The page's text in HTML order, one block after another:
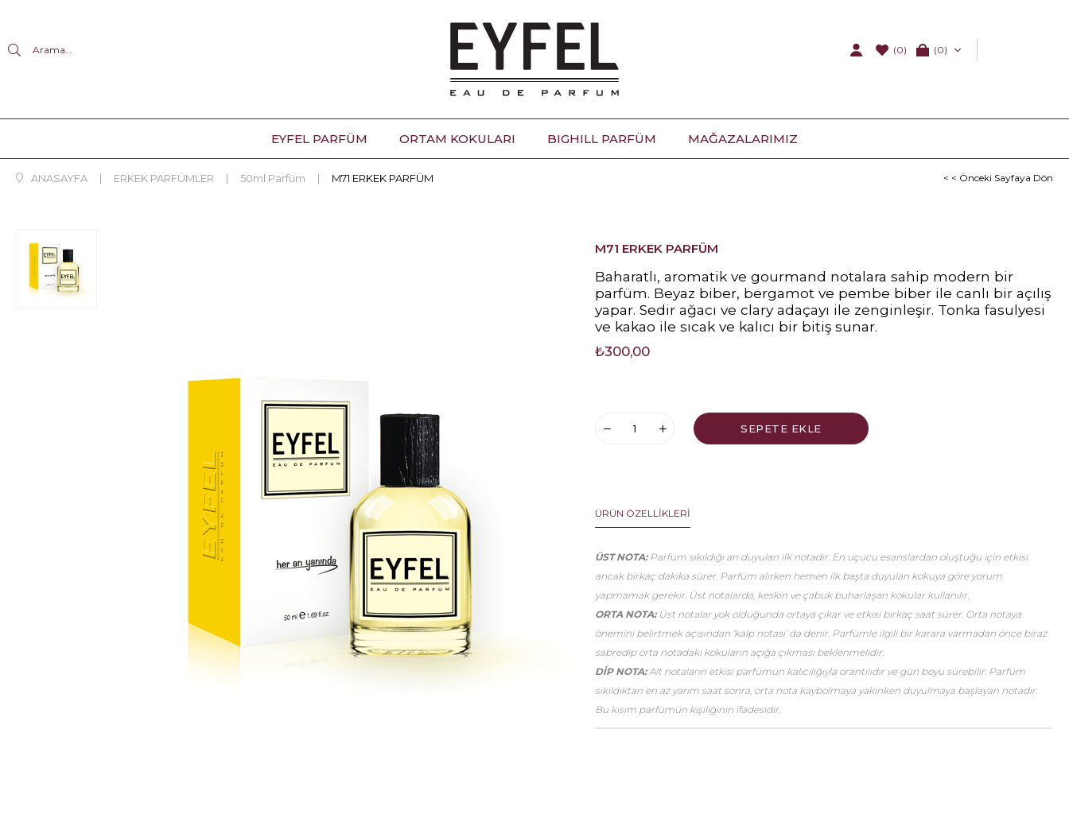
Arama... (0) 0
EYFEL PARFÜM ORTAM KOKULARI BIGHILL PARFÜM MAĞAZALARIMIZ
ANASAYFA ERKEK PARFÜMLER 50ml Parfüm M71 ERKEK PARFÜM < < Önceki Sayfaya Dön
M71 ERKEK PARFÜM
Baharatlı, aromatik ve gourmand notalara sahip modern bir
parfüm. Beyaz biber, bergamot ve pembe biber ile canlı bir açılış
yapar. Sedir ağacı ve clary adaçayı ile zenginleşir. Tonka fasulyesi
ve kakao ile sıcak ve kalıcı bir bitiş sunar.
₺300,00
ÜRÜN ÖZELLIKLERI
ÜST NOTA:Parfüm sıkıldığı an duyulan ilk notadır. En uçucu esanslardan oluştuğu için etkisi
ancak birkaç dakika sürer. Parfüm alırken hemen ilk başta duyulan kokuya göre yorum
yapmamak gerekir. Üst notalarda, keskin ve çabuk buharlaşan kokular kullanılır.
ORTA NOTA: Üst notalar yok olduğunda ortaya çıkar ve etkisi birkaç saat sürer. Orta notaya
önemini belirtmek açısından ‘kalp notası’ da denir. Parfümle ilgili bir karara varmadan önce biraz
sabredip orta notadaki kokuların açığa çıkması beklenmelidir.
DİP NOTA:Alt notaların etkisi parfümün kalıcılığıyla orantılıdır ve gün boyu sürebilir. Parfüm
sıkıldıktan en az yarım saat sonra, orta nota kaybolmaya yakınken duyulmaya başlayan notadır.
Bu kısım parfümün kişiliğinin ifadesidir.